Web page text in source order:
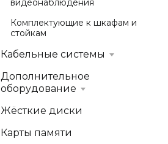
видеонаблюдения
Комплектующие к шкафам и
стойкам
Кабельные системы
Дополнительное
оборудование
Жёсткие диски
Карты памяти